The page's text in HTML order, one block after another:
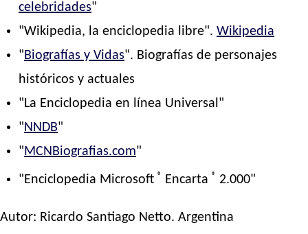
celebridades"
"Wikipedia, la enciclopedia libre".Wikipedia
"Biografías y Vidas". Biografías de personajes
históricos y actuales
"La Enciclopedia en línea Universal"
"NNDB"
"MCNBiografias.com"
"Enciclopedia Microsoft ® Encarta ® 2.000"
Autor: Ricardo Santiago Netto. Argentina